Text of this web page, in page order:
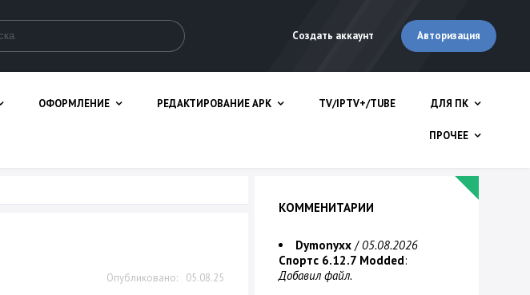
Создать аккаунт Авторизация
ОФОРМЛЕНИЕ РЕДАКТИРОВАНИЕ APK TV/IPTV+/TUBE ДЛЯ ПК
ПРОЧЕЕ
05.08.25
КОММЕНИТАРИИ
Dymonyxx /05.08.2026
Спортс 6.12.7 Modded:
Добавил файл.